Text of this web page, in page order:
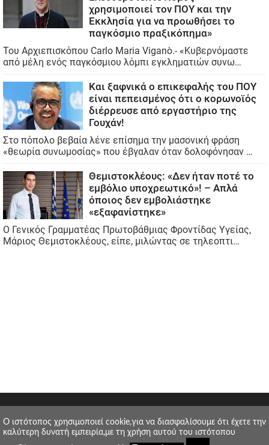
O ιστότοπος χρησιμοποιεί cookie,για να διασφαλίσουμε ότι έχετε την
καλύτερη δυνατή εμπειρία,με τη χρήση αυτού του ιστότοπου